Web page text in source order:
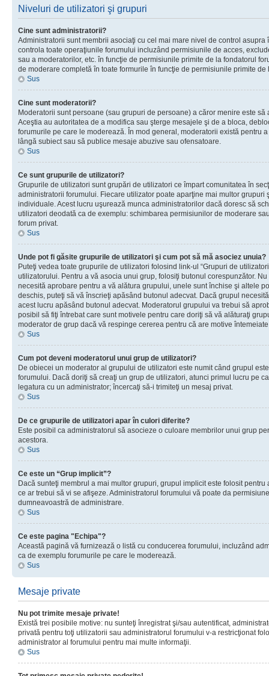
Niveluri de utilizatori şi grupuri
Cine sunt administratorii?
Administratorii sunt membrii asociaţi cu cel mai mare nivel de control asupra
controla toate operaţiunile forumului incluzând permisiunile de acces,
sau a moderatorilor, etc. în funcţie de permisiunile primite de la fondatorul
de moderare completă în toate formurile în funcţie de permisiunile primite de
Sus
Cine sunt moderatorii?
Moderatorii sunt persoane (sau grupuri de persoane) a căror menire este
Aceştia au autoritatea de a modifica sau şterge mesajele şi de a bloca,
forumurile pe care le moderează. În mod general, moderatorii există pentru
lângă subiect sau să publice mesaje abuzive sau ofensatoare.
Sus
Ce sunt grupurile de utilizatori?
Grupurile de utilizatori sunt grupări de utilizatori ce împart comunitatea în
administratorii forumului. Fiecare utilizator poate aparţine mai multor grupuri
individuale. Acest lucru uşurează munca administratorilor dacă doresc să
utilizatori deodată ca de exemplu: schimbarea permisiunilor de moderare
forum privat.
Sus
Unde pot fi găsite grupurile de utilizatori şi cum pot să mă asociez unuia?
Puteţi vedea toate grupurile de utilizatori folosind link-ul “Grupuri de
utilizatorului. Pentru a vă asocia unui grup, folosiţi butonul corespunzător.
necesită aprobare pentru a vă alătura grupului, unele sunt închise şi altele
deschis, puteţi să vă înscrieţi apăsând butonul adecvat. Dacă grupul
acest lucru apăsând butonul adecvat. Moderatorul grupului va trebui să
posibil să fiţi întrebat care sunt motivele pentru care doriţi să vă alăturaţi
moderator de grup dacă vă respinge cererea pentru că are motive
Sus
Cum pot deveni moderatorul unui grup de utilizatori?
De obiecei un moderator al grupului de utilizatori este numit când grupul
forumului. Dacă doriţi să creaţi un grup de utilizatori, atunci primul lucru pe
legatura cu un administrator; încercaţi să-i trimiteţi un mesaj privat.
Sus
De ce grupurile de utilizatori apar în culori diferite?
Este posibil ca administratorul să asocieze o culoare membrilor unui grup
acestora.
Sus
Ce este un “Grup implicit”?
Dacă sunteţi membrul a mai multor grupuri, grupul implicit este folosit
ce ar trebui să vi se afişeze. Administratorul forumului vă poate da
dumneavoastră de administrare.
Sus
Ce este pagina "Echipa"?
Această pagină vă furnizează o listă cu conducerea forumului, incluzând
ca de exemplu forumurile pe care le moderează.
Sus
Mesaje private
Nu pot trimite mesaje private!
Există trei posibile motive: nu sunteţi înregistrat şi/sau autentificat,
privată pentru toţi utilizatorii sau administratorul forumului v-a restricţionat
administrator al forumului pentru mai multe informaţii.
Sus